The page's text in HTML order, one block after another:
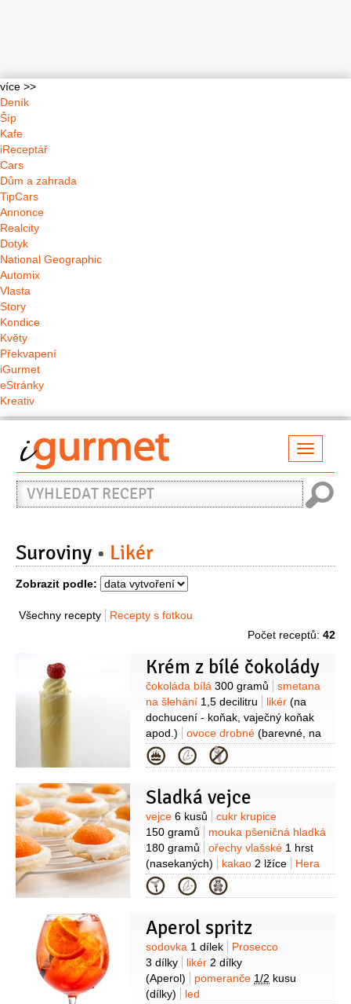
více >>
Deník
Šíp
Kafe
iReceptář
Cars
Dům a zahrada
TipCars
Annonce
Realcity
Dotyk
National Geographic
Automix
Vlasta
Story
Kondice
Květy
Překvapení
iGurmet
eStránky
Kreativ
Vyhledat
recept
Suroviny Likér
Zobrazit podle:
Všechny recepty
Recepty s fotkou
Počet receptů: 42
Krém z bílé čokolády
Suroviny
čokoláda bílá 300 gramů
smetana
na šlehání 1,5 decilitru likér (na
dochucení - koňak, vaječný koňak
apod.)
ovoce drobné (barevné, na
ozdobení)
Kategorie
Sladká vejce
Suroviny
vejce 6 kusů
cukr krupice
150 gramů
mouka pšeničná hladká
180 gramů
ořechy vlašské 1 hrst
(nasekaných)
kakao 2 lžíce
Hera
150 gramů
(změklá)
100 gramů
likér50 mililitrů
(nadrobno nasekaných)
Kategorie
Aperol spritz
Suroviny
sodovka 1 dílek
Prosecco
3 dílky
likér 2 dílky
(Aperol)
pomeranče 1/2 kusu
(dílky)
led